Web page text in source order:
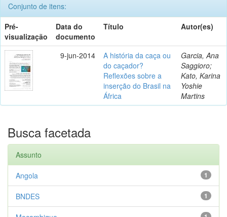
Conjunto de itens:
Pré-
visualização
Data do
documento
Título Autor(es)
9-jun-2014
A história da caça ou
do caçador?
Reflexões sobre a
inserção do Brasil na
África
Garcia, Ana
Saggioro;
Kato, Karina
Yoshie
Martins
Busca facetada
Assunto
1
Angola
1
BNDES